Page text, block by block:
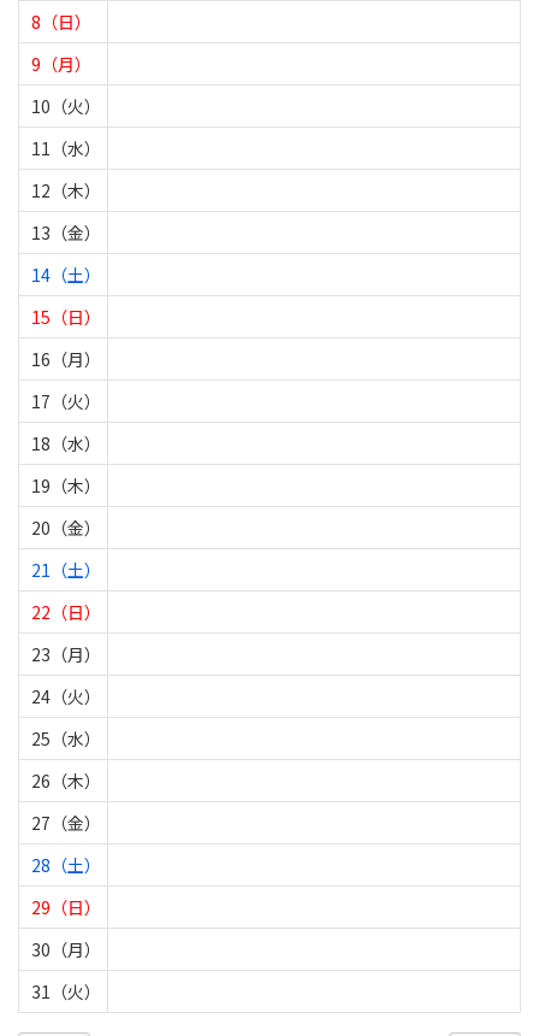
8（日）
9（月）
10（火）
11（水）
12（木）
13（金）
14（土）
15（日）
16（月）
17（火）
18（水）
19（木）
20（金）
21（土）
22（日）
23（月）
24（火）
25（水）
26（木）
27（金）
28（土）
29（日）
30（月）
31（火）